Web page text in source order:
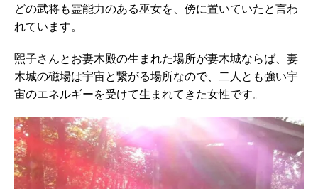
どの武将も霊能力のある巫女を、傍に置いていたと言わ
れています。
煕子さんとお妻木殿の生まれた場所が妻木城ならば、妻
木城の磁場は宇宙と繋がる場所なので、二人とも強い宇
宙のエネルギーを受けて生まれてきた女性です。